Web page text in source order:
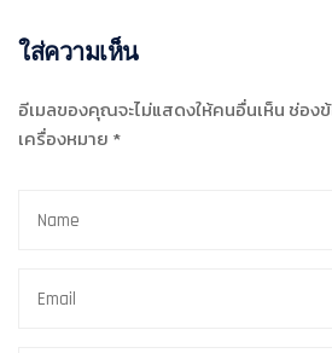
ใส่ความเห็น
อีเมลของคุณจะไม่แสดงให้คนอื่นเห็น ช่อง
เครื่องหมาย *